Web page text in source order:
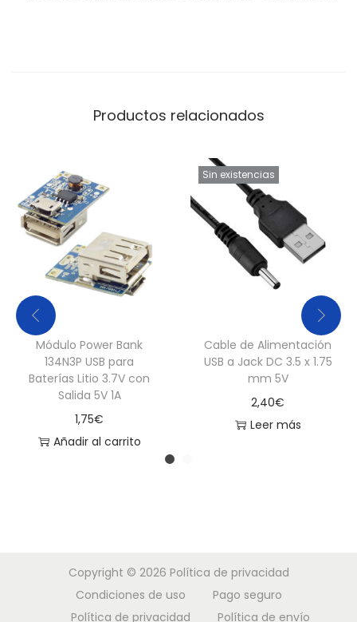
Productos relacionados
Módulo Power Bank
134N3P USB para
Baterías Litio 3.7V con
Salida 5V 1A
1,75€
Añadir al carrito
Sin existencias
Cable de Alimentación
USB a Jack DC 3.5 x 1.75
mm 5V
2,40€
Leer más
Copyright © 2026 Política de privacidad
Condiciones de uso
Pago seguro
Política de privacidad
Política de envío